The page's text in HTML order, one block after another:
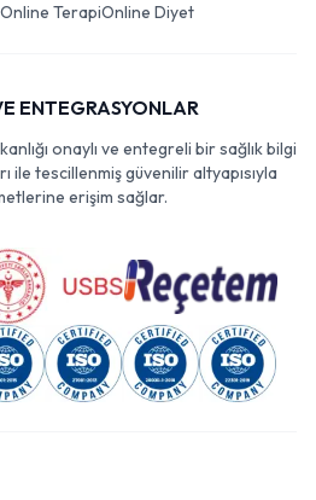
Online TerapiOnline Diyet
ENTEGRASYONLAR
onaylı ve entegreli bir sağlık bilgi
ile tescillenmiş güvenilir altyapısıyla
erişim sağlar.